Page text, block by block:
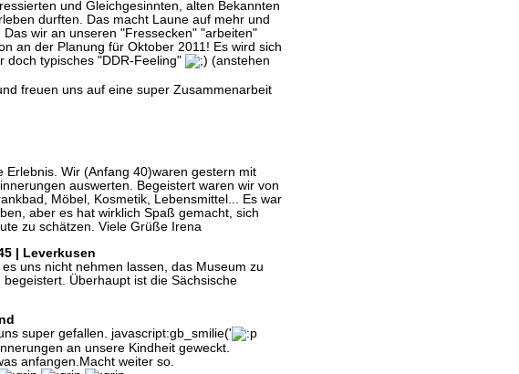
und Gleichgesinnten, alten Bekannten
durften. Das macht Laune auf mehr und
wir an unseren "Fressecken" "arbeiten"
an der Planung für Oktober 2011! Es wird sich
doch typisches "DDR-Feeling"
(anstehen
freuen uns auf eine super Zusammenarbeit
Wir (Anfang 40)waren gestern mit
auswerten. Begeistert waren wir von
Möbel, Kosmetik, Lebensmittel... Es war
aber es hat wirklich Spaß gemacht, sich
zu schätzen. Viele Grüße Irena
| Leverkusen
uns nicht nehmen lassen, das Museum zu
Überhaupt ist die Sächsische
super gefallen. javascript:gb_smilie('
an unsere Kindheit geweckt.
anfangen.Macht weiter so.